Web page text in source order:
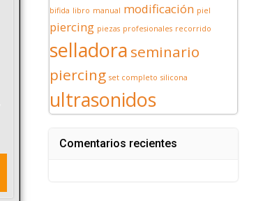
bifida libro manual modificación piel
piercing piezas profesionales recorrido
selladora seminario
piercing set completo silicona
ultrasonidos
Comentarios recientes